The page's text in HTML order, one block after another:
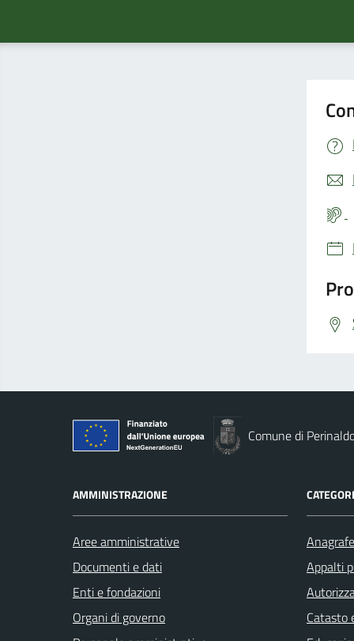
Comune di
AMMINISTRAZIONE
Aree amministrative
Documenti e dati
Enti e fondazioni
Organi di governo
Appalti
Catasto